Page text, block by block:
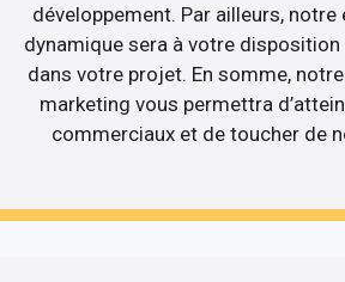
développement. Par ailleurs,
dynamique sera à votre
dans votre projet. En somme,
marketing vous permettra
commerciaux et de toucher de